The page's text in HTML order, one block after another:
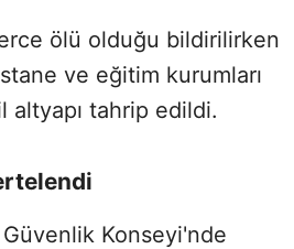
ölü olduğu bildirilirken
ve eğitim kurumları
altyapı tahrip edildi.
Konseyi'nde